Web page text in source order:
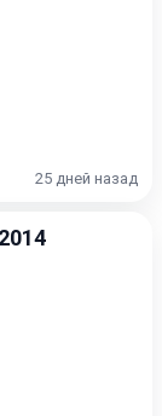
25 дней назад